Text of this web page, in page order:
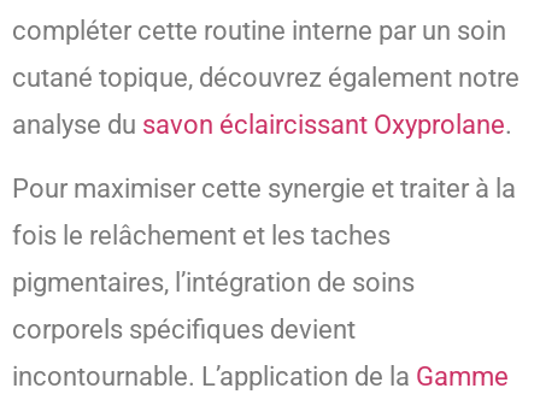
compléter cette routine interne par un soin
cutané topique, découvrez également notre
analyse du savon éclaircissant Oxyprolane.
Pour maximiser cette synergie et traiter à la
fois le relâchement et les taches
pigmentaires, l’intégration de soins
corporels spécifiques devient
incontournable. L’application de la Gamme